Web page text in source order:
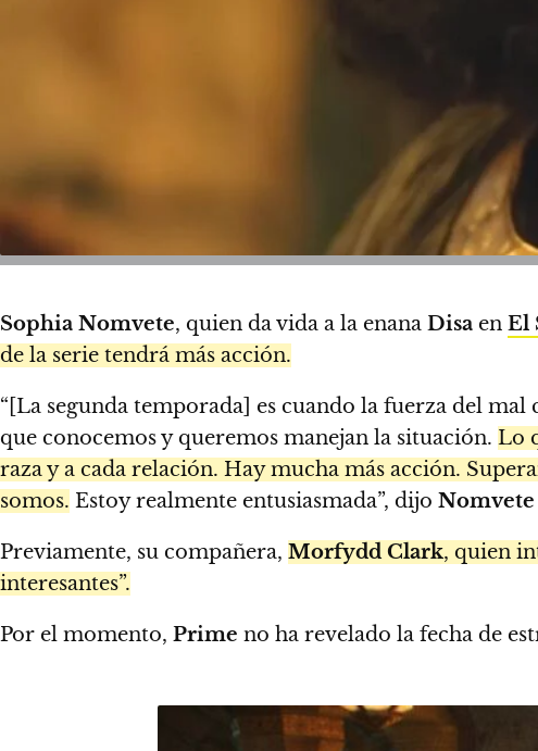
Sophia Nomvete, quien da vida a la enana Disa en El
de la serie tendrá más acción.
“[La segunda temporada] es cuando la fuerza del
que conocemos y queremos manejan la situación. Lo
raza y a cada relación. Hay mucha más acción.
somos. Estoy realmente entusiasmada”, dijo Nomvete
Previamente, su compañera, Morfydd Clark, quien
interesantes”.
Por el momento, Prime no ha revelado la fecha de